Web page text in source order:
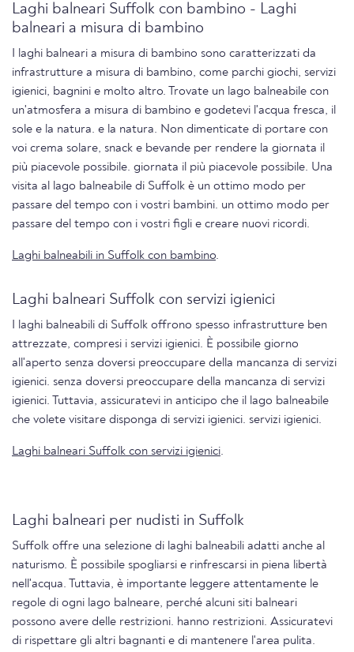
Laghi balneari Suffolk con bambino - Laghi
balneari a misura di bambino
I laghi balneari a misura di bambino sono caratterizzati da
infrastrutture a misura di bambino, come parchi giochi, servizi
igienici, bagnini e molto altro. Trovate un lago balneabile con
un'atmosfera a misura di bambino e godetevi l'acqua fresca, il
sole e la natura. e la natura. Non dimenticate di portare con
voi crema solare, snack e bevande per rendere la giornata il
più piacevole possibile. giornata il più piacevole possibile. Una
visita al lago balneabile di Suffolk è un ottimo modo per
passare del tempo con i vostri bambini. un ottimo modo per
passare del tempo con i vostri figli e creare nuovi ricordi.
Laghi balneabili in Suffolk con bambino.
Laghi balneari Suffolk con servizi igienici
I laghi balneabili di Suffolk offrono spesso infrastrutture ben
attrezzate, compresi i servizi igienici. È possibile giorno
all'aperto senza doversi preoccupare della mancanza di servizi
igienici. senza doversi preoccupare della mancanza di servizi
igienici. Tuttavia, assicuratevi in anticipo che il lago balneabile
che volete visitare disponga di servizi igienici. servizi igienici.
Laghi balneari Suffolk con servizi igienici.
Laghi balneari per nudisti in Suffolk
Suffolk offre una selezione di laghi balneabili adatti anche al
naturismo. È possibile spogliarsi e rinfrescarsi in piena libertà
nell'acqua. Tuttavia, è importante leggere attentamente le
regole di ogni lago balneare, perché alcuni siti balneari
possono avere delle restrizioni. hanno restrizioni. Assicuratevi
di rispettare gli altri bagnanti e di mantenere l'area pulita.